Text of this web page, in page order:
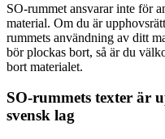
SO-rummet ansvarar inte för
material. Om du är
rummets användning av ditt
bör plockas bort, så är du
bort materialet.
SO-rummets texter är
svensk lag